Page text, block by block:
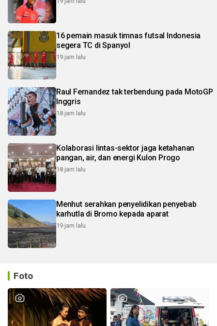
16 pemain masuk timnas futsal Indonesia
segera TC di Spanyol
19 jam lalu
Raul Fernandez tak terbendung pada MotoGP
Inggris
18 jam lalu
Kolaborasi lintas-sektor jaga ketahanan
pangan, air, dan energi Kulon Progo
18 jam lalu
Menhut serahkan penyelidikan penyebab
karhutla di Bromo kepada aparat
19 jam lalu
Foto